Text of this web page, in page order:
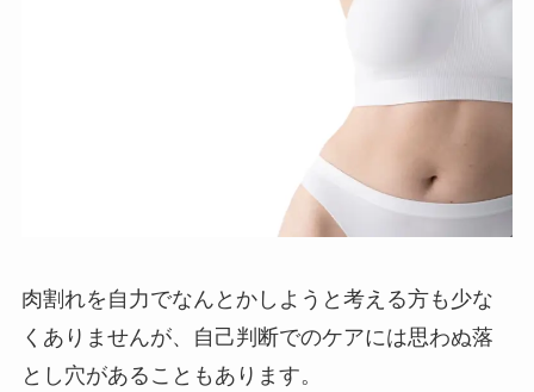
肉割れを自力でなんとかしようと考える方も少な
くありませんが、自己判断でのケアには思わぬ落
とし穴があることもあります。